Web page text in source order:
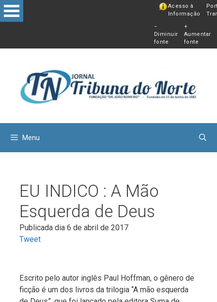
Pular
para
Acesso à
Informação
−
Diminuir
fonte
+
Aumentar
fonte
Menu
EU INDICO : A Mão
Esquerda de Deus
Publicada dia 6 de abril de 2017
Tweet
Escrito pelo autor inglês Paul Hoffman, o gênero de
ficção é um dos livros da trilogia “A mão esquerda